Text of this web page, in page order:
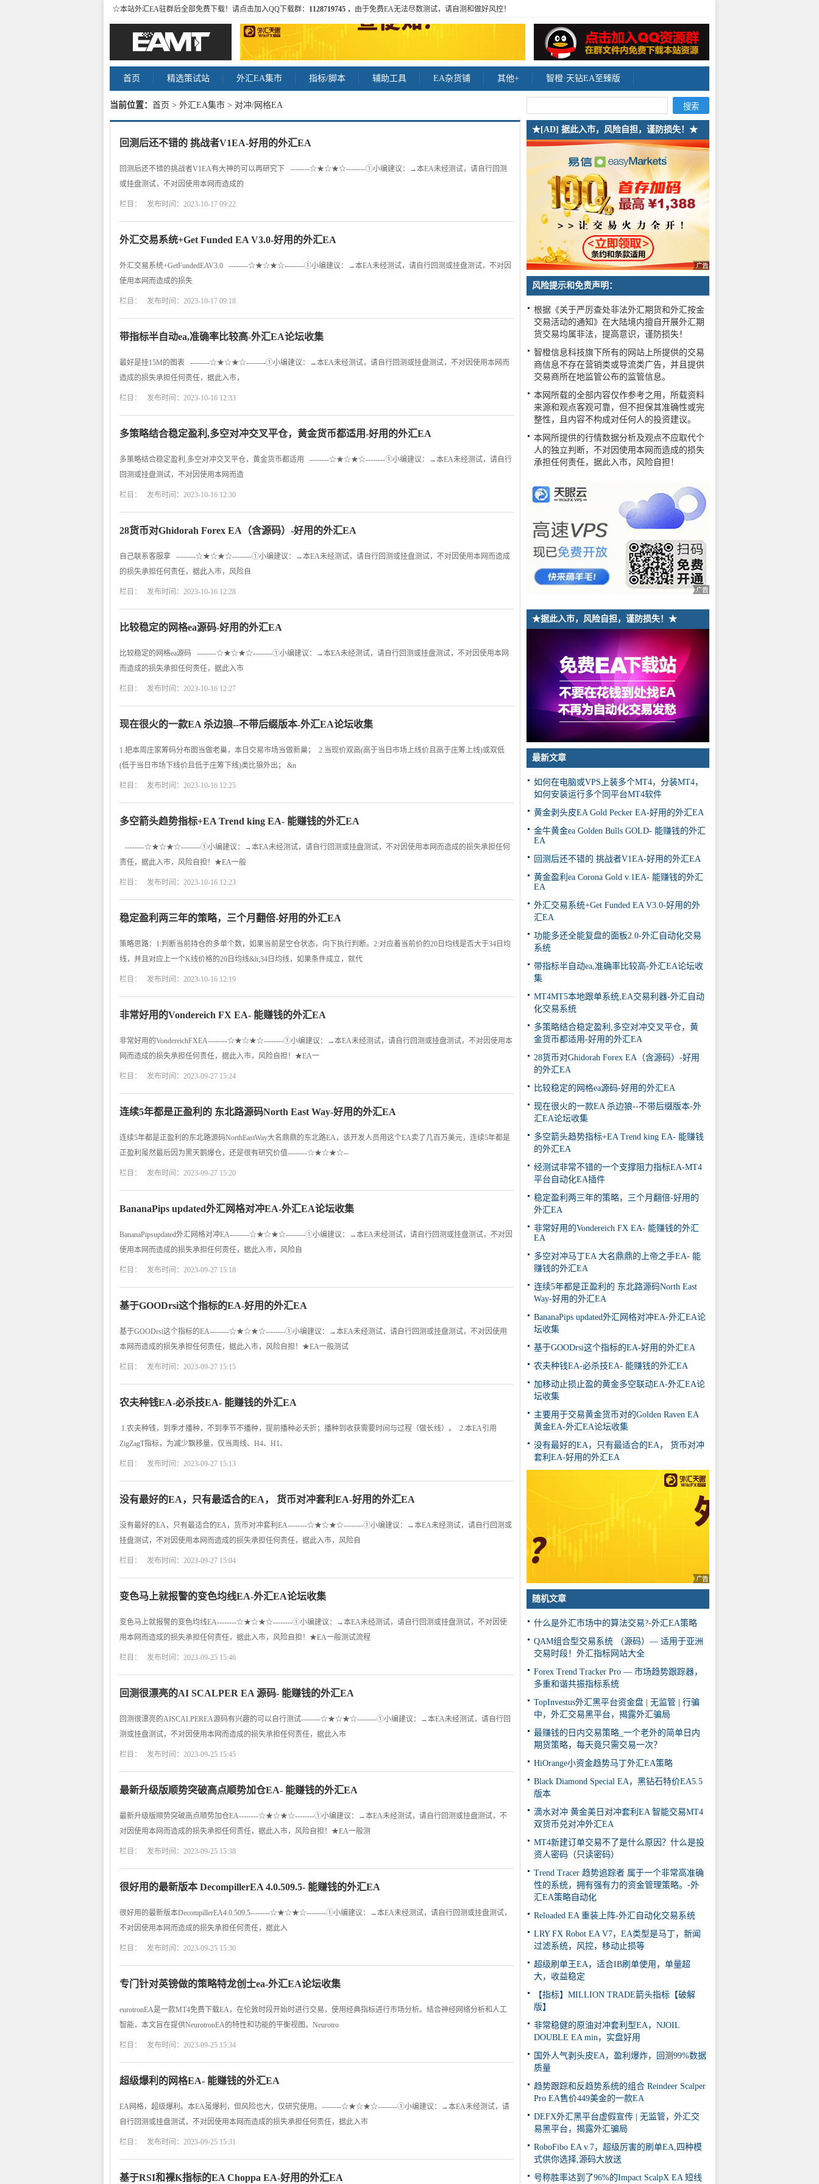
☆本站外汇EA驻群后全部免费下载！请点击加入QQ下载群： 1128719745 ，由于免费EA无法尽数测试，请自测和做好风控！
首页 精选策试站 外汇EA集市 指标/脚本 辅助工具 EA杂货铺 其他+ 智橙·天钻EA至臻版
当前位置： 首页 > 外汇EA集市 > 对冲/网格EA
回测后还不错的 挑战者V1EA-好用的外汇EA
回测后还不错的挑战者V1EA有大神的可以再研究下 --------☆★☆★☆--------①小编建议：→本EA未经测试，请自行回测
或挂盘测试，不对因使用本网而造成的
栏目： 发布时间：2023-10-17 09:22
外汇交易系统+Get Funded EA V3.0-好用的外汇EA
外汇交易系统+GetFundedEAV3.0 --------☆★☆★☆--------①小编建议：→本EA未经测试，请自行回测或挂盘测试，不对因
使用本网而造成的损失
栏目： 发布时间：2023-10-17 09:18
带指标半自动ea,准确率比较高-外汇EA论坛收集
最好是挂15M的图表 --------☆★☆★☆--------①小编建议：→本EA未经测试，请自行回测或挂盘测试，不对因使用本网而
造成的损失承担任何责任，据此入市，
栏目： 发布时间：2023-10-16 12:33
多策略结合稳定盈利,多空对冲交叉平仓，黄金货币都适用-好用的外汇EA
多策略结合稳定盈利,多空对冲交叉平仓，黄金货币都适用 --------☆★☆★☆--------①小编建议：→本EA未经测试，请自行
回测或挂盘测试，不对因使用本网而造
栏目： 发布时间：2023-10-16 12:30
28货币对Ghidorah Forex EA（含源码）-好用的外汇EA
自己联系客服拿 --------☆★☆★☆--------①小编建议：→本EA未经测试，请自行回测或挂盘测试，不对因使用本网而造成
的损失承担任何责任，据此入市，风险自
栏目： 发布时间：2023-10-16 12:28
比较稳定的网格ea源码-好用的外汇EA
比较稳定的网格ea源码 --------☆★☆★☆--------①小编建议：→本EA未经测试，请自行回测或挂盘测试，不对因使用本网
而造成的损失承担任何责任，据此入市
栏目： 发布时间：2023-10-16 12:27
现在很火的一款EA 杀边狼--不带后缀版本-外汇EA论坛收集
1.把本周庄家筹码分布图当做老巢，本日交易市场当做新巢； 2.当现价双高(高于当日市场上线价且高于庄筹上线)或双低
(低于当日市场下线价且低于庄筹下线)类比狼外出； &n
栏目： 发布时间：2023-10-16 12:25
多空箭头趋势指标+EA Trend king EA- 能赚钱的外汇EA
--------☆★☆★☆--------①小编建议：→本EA未经测试，请自行回测或挂盘测试，不对因使用本网而造成的损失承担任何
责任，据此入市，风险自担！★EA一般
栏目： 发布时间：2023-10-16 12:23
稳定盈利两三年的策略，三个月翻倍-好用的外汇EA
策略思路：1:判断当前持仓的多单个数，如果当前是空仓状态，向下执行判断。2:对应着当前价的20日均线是否大于34日均
线，并且对应上一个K线价格的20日均线&lt;34日均线，如果条件成立，就代
栏目： 发布时间：2023-10-16 12:19
非常好用的Vondereich FX EA- 能赚钱的外汇EA
非常好用的VondereichFXEA--------☆★☆★☆--------①小编建议：→本EA未经测试，请自行回测或挂盘测试，不对因使用本
网而造成的损失承担任何责任，据此入市，风险自担！★EA一
栏目： 发布时间：2023-09-27 15:24
连续5年都是正盈利的 东北路源码North East Way-好用的外汇EA
连续5年都是正盈利的东北路源码NorthEastWay大名鼎鼎的东北路EA，该开发人员用这个EA卖了几百万美元，连续5年都是
正盈利虽然最后因为黑天鹅爆仓，还是很有研究价值--------☆★☆★☆--
栏目： 发布时间：2023-09-27 15:20
BananaPips updated外汇网格对冲EA-外汇EA论坛收集
BananaPipsupdated外汇网格对冲EA--------☆★☆★☆--------①小编建议：→本EA未经测试，请自行回测或挂盘测试，不对因
使用本网而造成的损失承担任何责任，据此入市，风险自
栏目： 发布时间：2023-09-27 15:18
基于GOODrsi这个指标的EA-好用的外汇EA
基于GOODrsi这个指标的EA--------☆★☆★☆--------①小编建议：→本EA未经测试，请自行回测或挂盘测试，不对因使用
本网而造成的损失承担任何责任，据此入市，风险自担！★EA一般测试
栏目： 发布时间：2023-09-27 15:15
农夫种钱EA-必杀技EA- 能赚钱的外汇EA
1.农夫种钱，到季才播种，不到季节不播种，提前播种必夭折；播种到收获需要时间与过程（做长线）。 2.本EA引用
ZigZagT指标，为减少飘移量，仅当周线、H4、H1、
栏目： 发布时间：2023-09-27 15:13
没有最好的EA，只有最适合的EA， 货币对冲套利EA-好用的外汇EA
没有最好的EA，只有最适合的EA，货币对冲套利EA--------☆★☆★☆--------①小编建议：→本EA未经测试，请自行回测或
挂盘测试，不对因使用本网而造成的损失承担任何责任，据此入市，风险自
栏目： 发布时间：2023-09-27 15:04
变色马上就报警的变色均线EA-外汇EA论坛收集
变色马上就报警的变色均线EA--------☆★☆★☆--------①小编建议：→本EA未经测试，请自行回测或挂盘测试，不对因使
用本网而造成的损失承担任何责任，据此入市，风险自担！★EA一般测试流程
栏目： 发布时间：2023-09-25 15:46
回测很漂亮的AI SCALPER EA 源码- 能赚钱的外汇EA
回测很漂亮的AISCALPEREA源码有兴趣的可以自行测试--------☆★☆★☆--------①小编建议：→本EA未经测试，请自行回
测或挂盘测试，不对因使用本网而造成的损失承担任何责任，据此入市
栏目： 发布时间：2023-09-25 15:45
最新升级版顺势突破高点顺势加仓EA- 能赚钱的外汇EA
最新升级版顺势突破高点顺势加仓EA--------☆★☆★☆--------①小编建议：→本EA未经测试，请自行回测或挂盘测试，不
对因使用本网而造成的损失承担任何责任，据此入市，风险自担！★EA一般测
栏目： 发布时间：2023-09-25 15:38
很好用的最新版本 DecompillerEA 4.0.509.5- 能赚钱的外汇EA
很好用的最新版本DecompillerEA4.0.509.5--------☆★☆★☆--------①小编建议：→本EA未经测试，请自行回测或挂盘测试，
不对因使用本网而造成的损失承担任何责任，据此入
栏目： 发布时间：2023-09-25 15:36
专门针对英镑做的策略特龙创士ea-外汇EA论坛收集
eurotronEA是一款MT4免费下载EA，在伦敦时段开始时进行交易，使用经典指标进行市场分析。结合神经网络分析和人工
智能，本文旨在提供NeurotronEA的特性和功能的平衡视图。Neurotro
栏目： 发布时间：2023-09-25 15:34
超级爆利的网格EA- 能赚钱的外汇EA
EA网格，超级爆利。本EA虽爆利，但风险也大，仅研究使用。--------☆★☆★☆--------①小编建议：→本EA未经测试，请
自行回测或挂盘测试，不对因使用本网而造成的损失承担任何责任，据此入市
栏目： 发布时间：2023-09-25 15:31
基于RSI和裸K指标的EA Choppa EA-好用的外汇EA
★[AD] 据此入市，风险自担，谨防损失！★
风险提示和免责声明：
根据《关于严厉查处非法外汇期货和外汇按金
交易活动的通知》在大陆境内擅自开展外汇期
货交易均属非法，提高意识，谨防损失！
智橙信息科技旗下所有的网站上所提供的交易
商信息不存在营销类或导流类广告，并且提供
交易商所在地监管公布的监管信息。
本网所载的全部内容仅作参考之用，所载资料
来源和观点客观可靠，但不担保其准确性或完
整性，且内容不构成对任何人的投资建议。
本网所提供的行情数据分析及观点不应取代个
人的独立判断，不对因使用本网而造成的损失
承担任何责任，据此入市，风险自担！
★据此入市，风险自担，谨防损失！★
最新文章
如何在电脑或VPS上装多个MT4，分装MT4，
如何安装运行多个同平台MT4软件
黄金剥头皮EA Gold Pecker EA-好用的外汇EA
金牛黄金ea Golden Bulls GOLD- 能赚钱的外汇
EA
回测后还不错的 挑战者V1EA-好用的外汇EA
黄金盈利ea Corona Gold v.1EA- 能赚钱的外汇
EA
外汇交易系统+Get Funded EA V3.0-好用的外
汇EA
功能多还全能复盘的面板2.0-外汇自动化交易
系统
带指标半自动ea,准确率比较高-外汇EA论坛收
集
MT4MT5本地跟单系统,EA交易利器-外汇自动
化交易系统
多策略结合稳定盈利,多空对冲交叉平仓，黄
金货币都适用-好用的外汇EA
28货币对Ghidorah Forex EA（含源码）-好用
的外汇EA
比较稳定的网格ea源码-好用的外汇EA
现在很火的一款EA 杀边狼--不带后缀版本-外
汇EA论坛收集
多空箭头趋势指标+EA Trend king EA- 能赚钱
的外汇EA
经测试非常不错的一个支撑阻力指标EA-MT4
平台自动化EA插件
稳定盈利两三年的策略，三个月翻倍-好用的
外汇EA
非常好用的Vondereich FX EA- 能赚钱的外汇
EA
多空对冲马丁EA 大名鼎鼎的上帝之手EA- 能
赚钱的外汇EA
连续5年都是正盈利的 东北路源码North East
Way-好用的外汇EA
BananaPips updated外汇网格对冲EA-外汇EA论
坛收集
基于GOODrsi这个指标的EA-好用的外汇EA
农夫种钱EA-必杀技EA- 能赚钱的外汇EA
加移动止损止盈的黄金多空联动EA-外汇EA论
坛收集
主要用于交易黄金货币对的Golden Raven EA
黄金EA-外汇EA论坛收集
没有最好的EA，只有最适合的EA， 货币对冲
套利EA-好用的外汇EA
随机文章
什么是外汇市场中的算法交易?-外汇EA策略
QAM组合型交易系统 （源码）— 适用于亚洲
交易时段！外汇指标网站大全
Forex Trend Tracker Pro — 市场趋势跟踪器，
多重和谐共振指标系统
TopInvestus外汇黑平台资金盘 | 无监管 | 行骗
中，外汇交易黑平台，揭露外汇骗局
最赚钱的日内交易策略_一个老外的简单日内
期货策略，每天竟只需交易一次？
HiOrange小资金趋势马丁外汇EA策略
Black Diamond Special EA，黑钻石特价EA5.5
版本
滴水对冲 黄金美日对冲套利EA 智能交易MT4
双货币兑对冲外汇EA
MT4新建订单交易不了是什么原因？什么是投
资人密码（只读密码）
Trend Tracer 趋势追踪者 属于一个非常高准确
性的系统，拥有强有力的资金管理策略。-外
汇EA策略自动化
Reloaded EA 重装上阵-外汇自动化交易系统
LRY FX Robot EA V7，EA类型是马丁，新闻
过滤系统，风控，移动止损等
超级刷单王EA，适合IB刷单使用，单量超
大，收益稳定
【指标】MILLION TRADE箭头指标【破解
版】
非常稳健的原油对冲套利型EA，NJOIL
DOUBLE EA min，实盘好用
国外人气剥头皮EA，盈利爆炸，回测99%数据
质量
趋势跟踪和反趋势系统的组合 Reindeer Scalper
Pro EA售价449美金的一款EA
DEFX外汇黑平台虚假宣传 | 无监管，外汇交
易黑平台，揭露外汇骗局
RoboFibo EA v.7，超级厉害的刷单EA,四种模
式供你选择,源码大放送
号称胜率达到了96%的Impact ScalpX EA 短线